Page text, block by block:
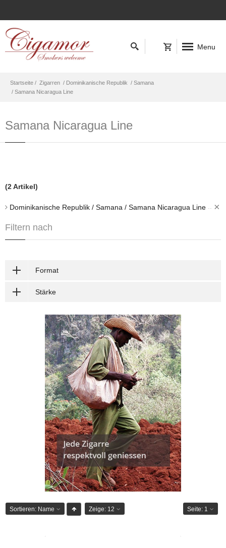
Menu
Startseite / Zigarren / Dominikanische Republik / Samana
/ Samana Nicaragua Line
Samana Nicaragua Line
(2 Artikel)
Dominikanische Republik / Samana / Samana Nicaragua Line ×
Filtern nach
Format
Stärke
Sortieren: Name Zeige: 12 Seite: 1